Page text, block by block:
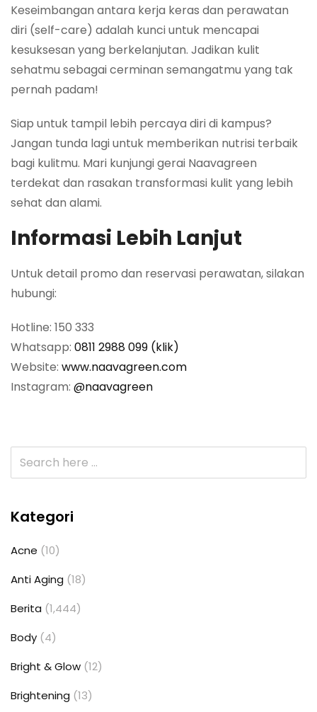
Keseimbangan antara kerja keras dan perawatan
diri (self-care) adalah kunci untuk mencapai
kesuksesan yang berkelanjutan. Jadikan kulit
sehatmu sebagai cerminan semangatmu yang tak
pernah padam!
Siap untuk tampil lebih percaya diri di kampus?
Jangan tunda lagi untuk memberikan nutrisi terbaik
bagi kulitmu. Mari kunjungi gerai Naavagreen
terdekat dan rasakan transformasi kulit yang lebih
sehat dan alami.
Informasi Lebih Lanjut
Untuk detail promo dan reservasi perawatan, silakan
hubungi:
Hotline: 150 333
Whatsapp: 0811 2988 099 (klik)
Website: www.naavagreen.com
Instagram: @naavagreen
Kategori
Acne (10)
Anti Aging (18)
Berita (1,444)
Body (4)
Bright & Glow (12)
Brightening (13)